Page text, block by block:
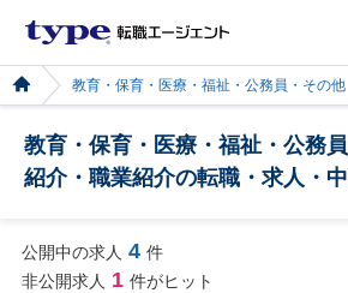
教育・保育・医療・福祉・公務員・その他
教育・保育・医療・福祉・公務
紹介・職業紹介の転職・求人・
公開中の求人 4 件
非公開求人 1 件がヒット